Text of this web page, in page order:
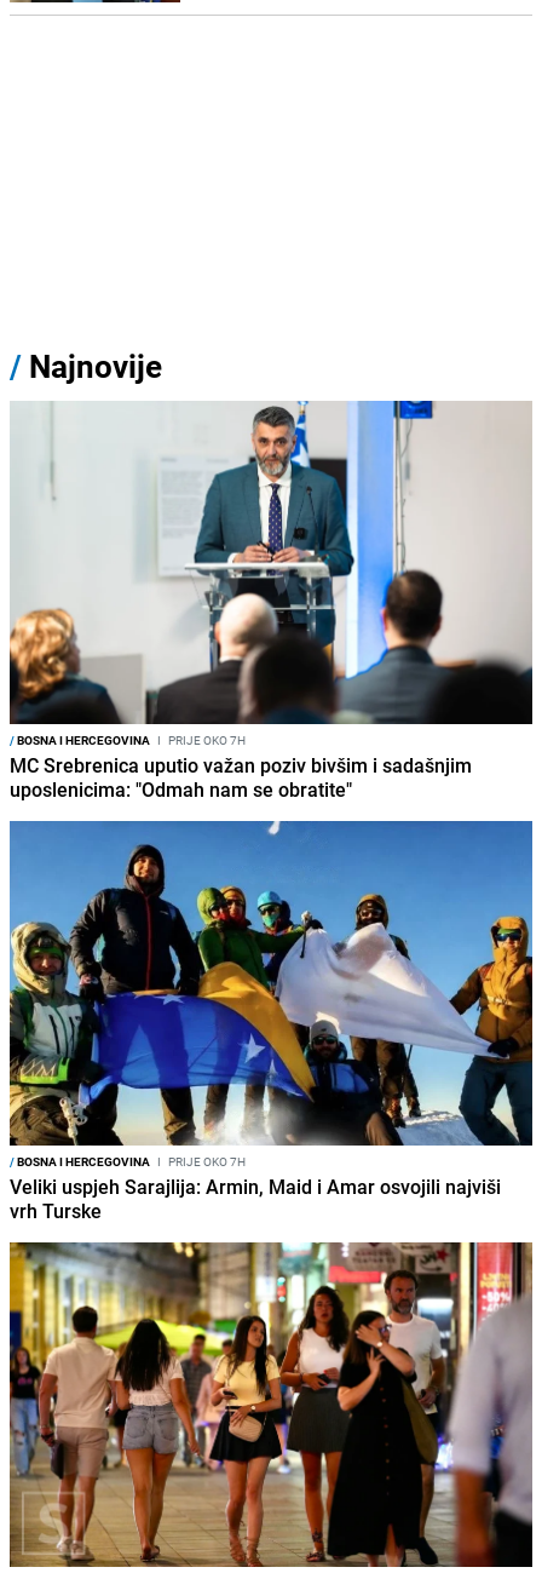
/ Najnovije
/BOSNA I HERCEGOVINA I PRIJE OKO 7H
MC Srebrenica uputio važan poziv bivšim i sadašnjim
uposlenicima: "Odmah nam se obratite"
/BOSNA I HERCEGOVINA I PRIJE OKO 7H
Veliki uspjeh Sarajlija: Armin, Maid i Amar osvojili najviši
vrh Turske